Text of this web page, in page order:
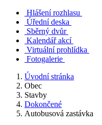
Hlášení rozhlasu
Úřední deska
Sběrný dvůr
Kalendář akcí
Virtuální prohlídka
Fotogalerie
Úvodní stránka
Obec
Stavby
Dokončené
Autobusová zastávka